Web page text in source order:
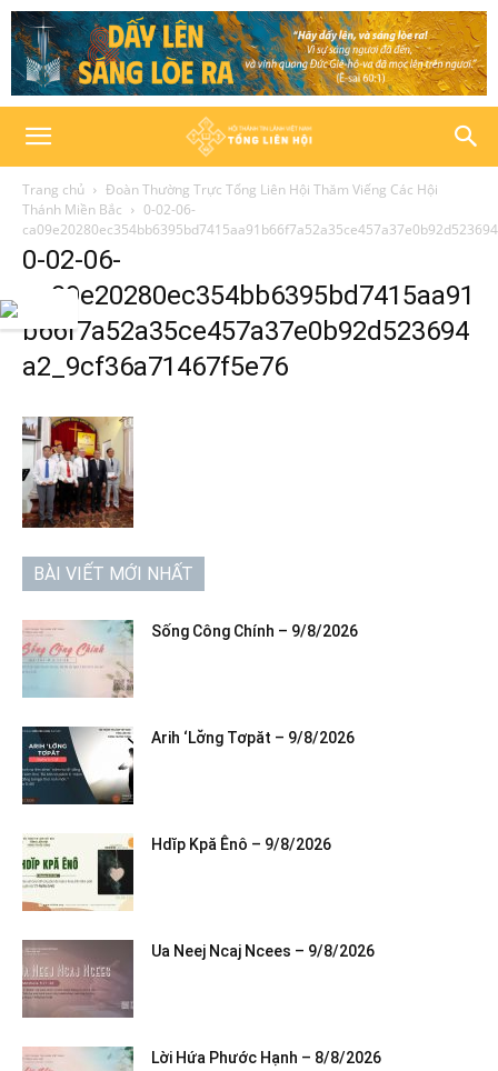
Trang chủ
Đoàn Thường Trực Tổng Liên Hội Thăm Viếng Các Hội
Thánh Miền Bắc
0-02-06-
0-02-06-
ca09e20280ec354bb6395bd7415aa91
b66f7a52a35ce457a37e0b92d523694
a2_9cf36a71467f5e76
BÀI VIẾT MỚI NHẤT
Sống Công Chính – 9/8/2026
Arih ‘Lơ̆ng Tơpăt – 9/8/2026
Hdĭp Kpă Ênô – 9/8/2026
Ua Neej Ncaj Ncees – 9/8/2026
Lời Hứa Phước Hạnh – 8/8/2026